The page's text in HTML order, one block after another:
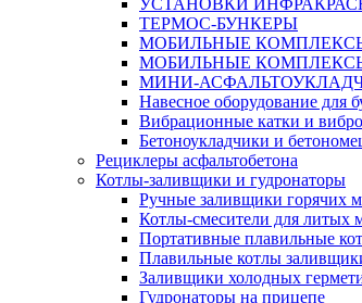
УСТАНОВКИ
ТЕРМОС-БУНКЕРЫ
МОБИЛЬНЫЕ
МОБИЛЬНЫЕ
МИНИ-
Навесное оборудование для
Вибрационные катки и
Бетоноукладчики и
Рециклеры асфальтобетона
Котлы-заливщики и гудронаторы
Ручные заливщики горячих
Котлы-смесители для литых
Портативные плавильные
Плавильные котлы
Заливщики холодных
Гудронаторы на прицепе